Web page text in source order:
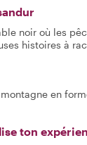
noir où les
histoires à
en
ton